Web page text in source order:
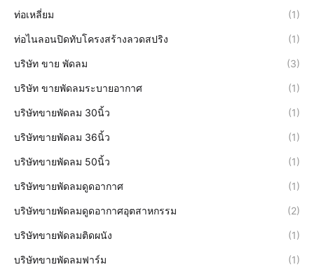
ท่อเหลี่ยม (1)
ท่อไนลอนปิดทับโครงสร้างลวดสปริง (1)
บริษัท ขาย พัดลม (3)
บริษัท ขายพัดลมระบายอากาศ (1)
บริษัทขายพัดลม 30นิ้ว (1)
บริษัทขายพัดลม 36นิ้ว (1)
บริษัทขายพัดลม 50นิ้ว (1)
บริษัทขายพัดลมดูดอากาศ (1)
บริษัทขายพัดลมดูดอากาศอุตสาหกรรม (2)
บริษัทขายพัดลมติดผนัง (1)
บริษัทขายพัดลมฟาร์ม (1)